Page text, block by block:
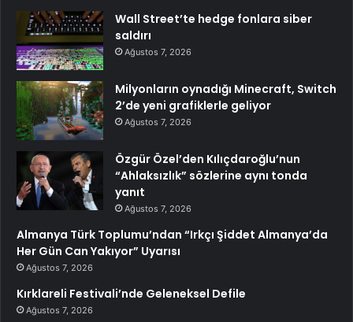
Wall Street’te hedge fonlara siber
saldırı
Ağustos 7, 2026
Milyonların oynadığı Minecraft, Switch
2’de yeni grafiklerle geliyor
Ağustos 7, 2026
Özgür Özel’den Kılıçdaroğlu’nun
“Ahlaksızlık” sözlerine aynı tonda
yanıt
Ağustos 7, 2026
Almanya Türk Toplumu’ndan “Irkçı Şiddet Almanya’da
Her Gün Can Yakıyor” Uyarısı
Ağustos 7, 2026
Kırklareli Festivali’nde Geleneksel Defile
Ağustos 7, 2026